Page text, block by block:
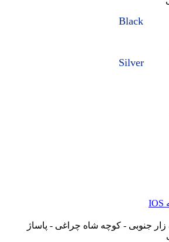
- کوچه شاه چراغی - پاساژ